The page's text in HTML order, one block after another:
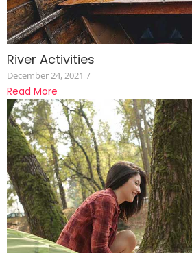
River Activities
December 24, 2021 /
Read More